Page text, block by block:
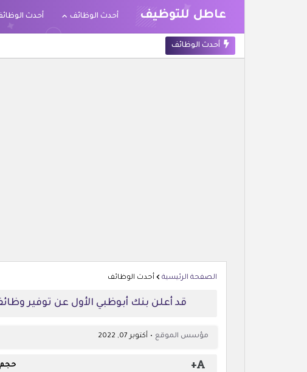
عاطل للتوظيف أحدث الوظائف أحدث
أحدث الوظائف
الصفحة الرئيسية أحدث الوظائف
قد أعلن بنك أبوظبي الأول عن توفير
مؤسس الموقع أكتوبر 07, 2022
+